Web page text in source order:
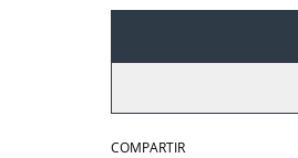
COMPARTIR